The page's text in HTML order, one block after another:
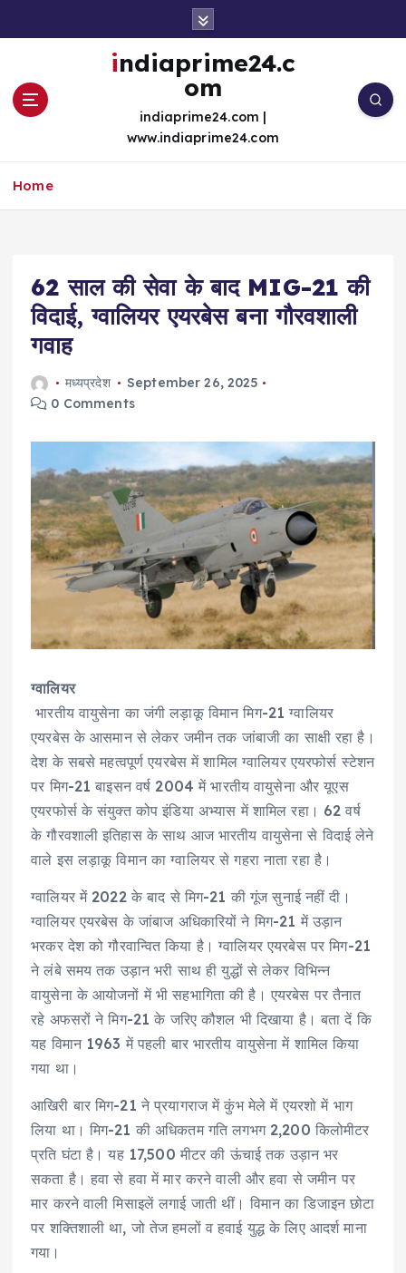
indiaprime24.c
om
indiaprime24.com |
www.indiaprime24.com
Home
62 साल की सेवा के बाद MIG-21 की
विदाई, ग्वालियर एयरबेस बना गौरवशाली
गवाह
मध्यप्रदेश
September 26, 2025
0 Comments
ग्वालियर
भारतीय वायुसेना का जंगी लड़ाकू विमान मिग-21 ग्वालियर
एयरबेस के आसमान से लेकर जमीन तक जांबाजी का साक्षी रहा है।
देश के सबसे महत्वपूर्ण एयरबेस में शामिल ग्वालियर एयरफोर्स स्टेशन
पर मिग-21 बाइसन वर्ष 2004 में भारतीय वायुसेना और यूएस
एयरफोर्स के संयुक्त कोप इंडिया अभ्यास में शामिल रहा। 62 वर्ष
के गौरवशाली इतिहास के साथ आज भारतीय वायुसेना से विदाई लेने
वाले इस लड़ाकू विमान का ग्वालियर से गहरा नाता रहा है।
ग्वालियर में 2022 के बाद से मिग-21 की गूंज सुनाई नहीं दी।
ग्वालियर एयरबेस के जांबाज अधिकारियों ने मिग-21 में उड़ान
भरकर देश को गौरवान्वित किया है। ग्वालियर एयरबेस पर मिग-21
ने लंबे समय तक उड़ान भरी साथ ही युद्धों से लेकर विभिन्न
वायुसेना के आयोजनों में भी सहभागिता की है। एयरबेस पर तैनात
रहे अफसरों ने मिग-21 के जरिए कौशल भी दिखाया है। बता दें कि
यह विमान 1963 में पहली बार भारतीय वायुसेना में शामिल किया
गया था।
आखिरी बार मिग-21 ने प्रयागराज में कुंभ मेले में एयरशो में भाग
लिया था। मिग-21 की अधिकतम गति लगभग 2,200 किलोमीटर
प्रति घंटा है। यह 17,500 मीटर की ऊंचाई तक उड़ान भर
सकता है। हवा से हवा में मार करने वाली और हवा से जमीन पर
मार करने वाली मिसाइलें लगाई जाती थीं। विमान का डिजाइन छोटा
पर शक्तिशाली था, जो तेज हमलों व हवाई युद्ध के लिए आदर्श माना
गया।